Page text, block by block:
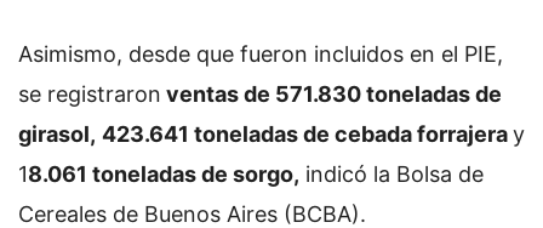
Asimismo, desde que fueron incluidos en el PIE,
se registraron ventas de 571.830 toneladas de
girasol, 423.641 toneladas de cebada forrajeray
18.061 toneladas de sorgo, indicó la Bolsa de
Cereales de Buenos Aires (BCBA).